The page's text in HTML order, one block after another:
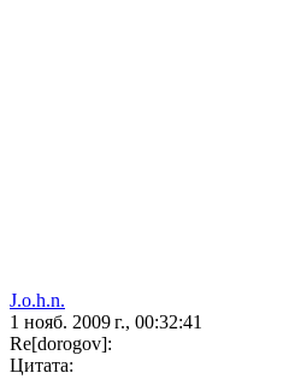
J.o.h.n.
1 нояб. 2009 г., 00:32:41
Re[dorogov]:
Цитата: